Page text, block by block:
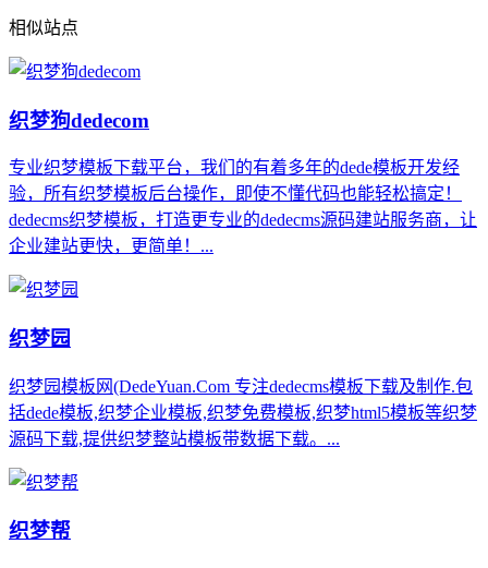
相似站点
织梦狗dedecom
专业织梦模板下载平台，我们的有着多年的dede模板开发经
验，所有织梦模板后台操作，即使不懂代码也能轻松搞定！
dedecms织梦模板，打造更专业的dedecms源码建站服务商，让
企业建站更快，更简单！...
织梦园
织梦园模板网(DedeYuan.Com 专注dedecms模板下载及制作.包
括dede模板,织梦企业模板,织梦免费模板,织梦html5模板等织梦
源码下载,提供织梦整站模板带数据下载。...
织梦帮